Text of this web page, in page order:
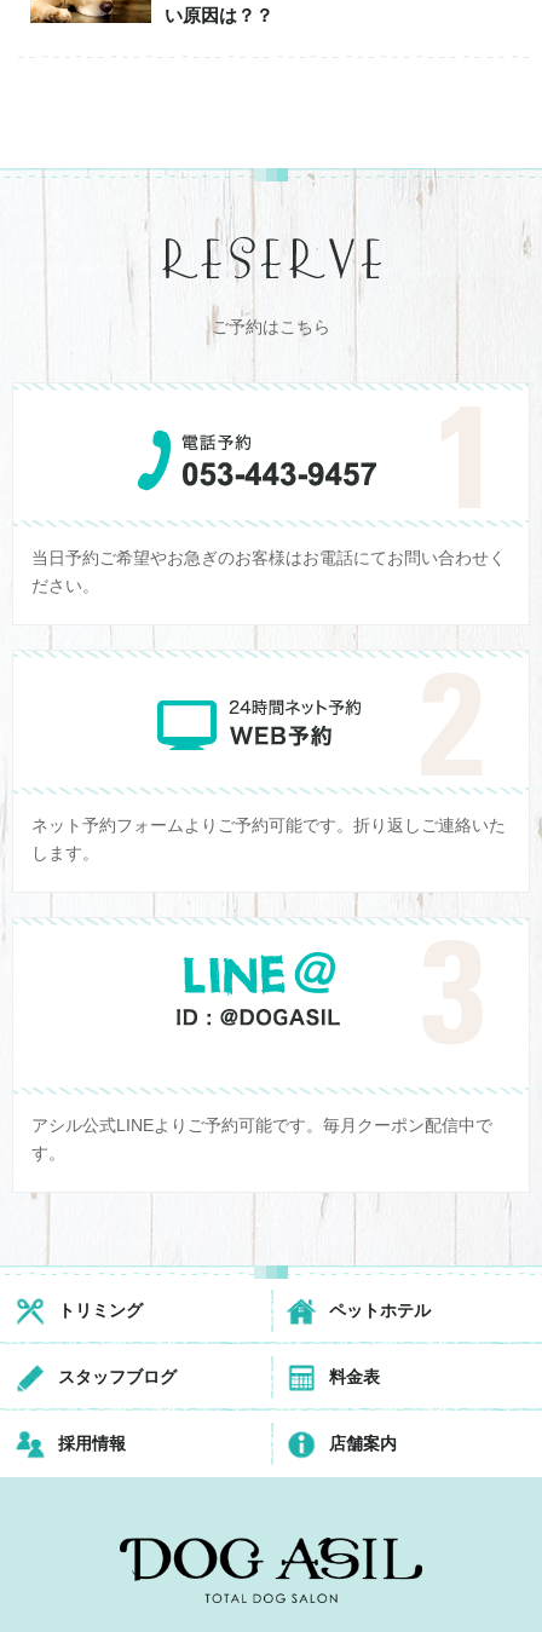
い原因は？？
ご予約はこちら
当日予約ご希望やお急ぎのお客様はお電話にてお問い合わせく
ださい。
ネット予約フォームよりご予約可能です。折り返しご連絡いた
します。
アシル公式LINEよりご予約可能です。毎月クーポン配信中で
す。
トリミング ペットホテル
スタッフブログ 料金表
採用情報 店舗案内